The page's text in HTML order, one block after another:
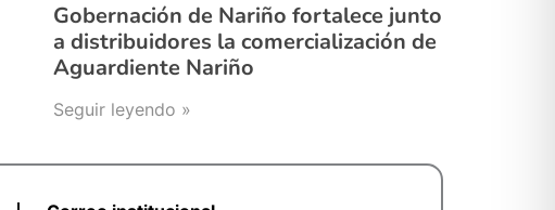
Gobernación de Nariño fortalece junto
a distribuidores la comercialización de
Aguardiente Nariño
Seguir leyendo »